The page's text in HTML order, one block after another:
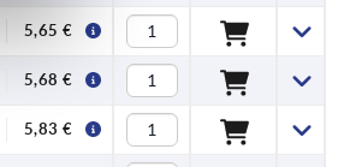
5,65 €
5,68 €
5,83 €